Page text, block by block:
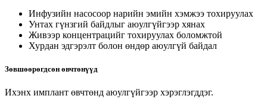
Инфузийн насосоор нарийн эмийн хэмжээ тохируулах
Унтах гүнзгий байдлыг аюулгүйгээр хянах
Живээр концентрацийг тохируулах боломжтой
Хурдан эдгэрэлт болон өндөр аюулгүй байдал
Зөвшөөрөгдсөн өвчтөнүүд
Ихэнх имплант өвчтөнд аюулгүйгээр хэрэглэгддэг.